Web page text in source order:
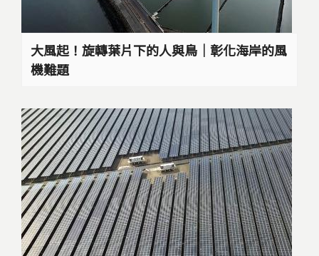
大風起！旋轉葉片下的人與鳥｜彰化海岸的風
機難題